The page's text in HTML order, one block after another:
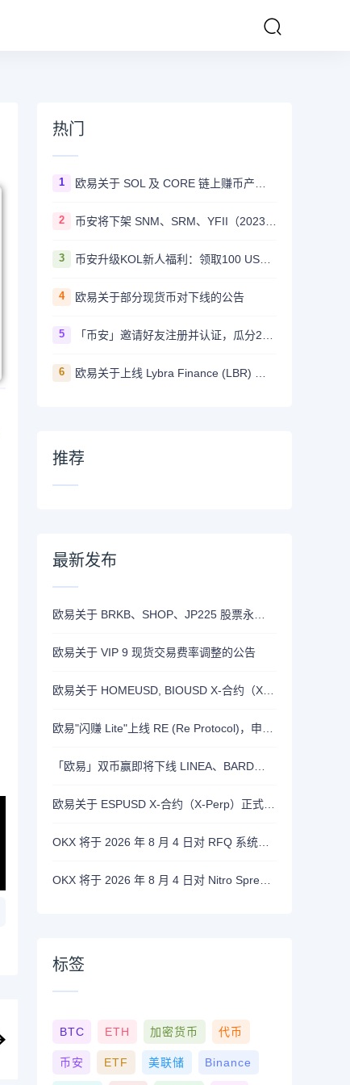
热门
1
2
3 币安升级KOL新人福利：领取100 USDT迎新奖励
4 欧易关于部分现货币对下线的公告
5
6
推荐
最新发布
欧易关于 VIP 9 现货交易费率调整的公告
标签
BTC ETH 加密货币 代币
币安 ETF 美联储 Binance